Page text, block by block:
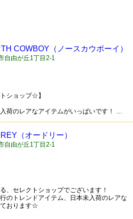
COWBOY（ノースカウボーイ）
自由が丘1丁目2-1
ショップ☆】
荷のレアなアイテムがいっぱいです！ ...
（オードリー）
自由が丘1丁目2-1
、セレクトショップでございます！
のトレンドアイテム、日本未入荷のレアな
おります☆